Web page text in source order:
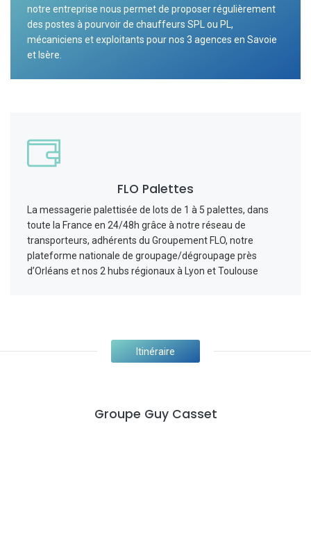
notre entreprise nous permet de proposer régulièrement
des postes à pourvoir de chauffeurs SPL ou PL,
mécaniciens et exploitants pour nos 3 agences en Savoie
et Isère.
FLO Palettes
La messagerie palettisée de lots de 1 à 5 palettes, dans
toute la France en 24/48h grâce à notre réseau de
transporteurs, adhérents du Groupement FLO, notre
plateforme nationale de groupage/dégroupage près
d’Orléans et nos 2 hubs régionaux à Lyon et Toulouse
Itinéraire
Groupe Guy Casset